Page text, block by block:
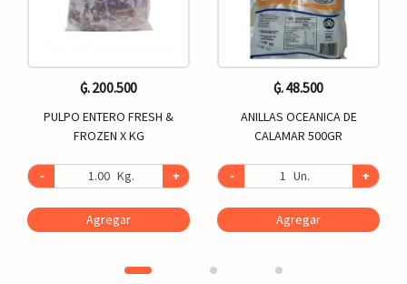
₲. 200.500
PULPO ENTERO FRESH &
FROZEN X KG
- Kg. +
Agregar
₲. 48.500
ANILLAS OCEANICA DE
CALAMAR 500GR
- Un. +
Agregar